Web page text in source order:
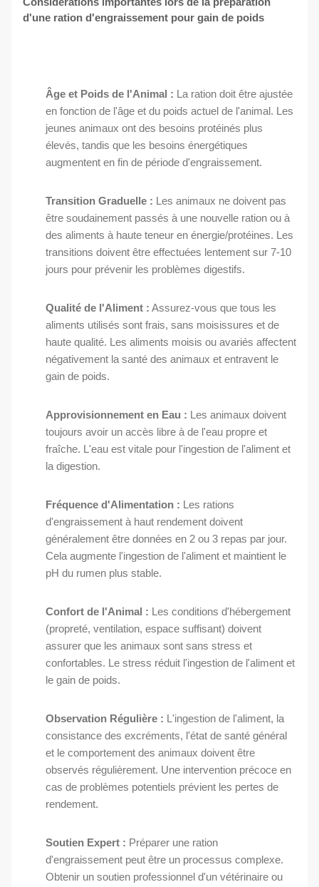
d'une ration d'engraissement pour gain de poids
Âge et Poids de l'Animal : La ration doit être ajustée
en fonction de l'âge et du poids actuel de l'animal. Les
jeunes animaux ont des besoins protéinés plus
élevés, tandis que les besoins énergétiques
augmentent en fin de période d'engraissement.
Transition Graduelle : Les animaux ne doivent pas
être soudainement passés à une nouvelle ration ou à
des aliments à haute teneur en énergie/protéines. Les
transitions doivent être effectuées lentement sur 7-10
jours pour prévenir les problèmes digestifs.
Qualité de l'Aliment : Assurez-vous que tous les
aliments utilisés sont frais, sans moisissures et de
haute qualité. Les aliments moisis ou avariés affectent
négativement la santé des animaux et entravent le
gain de poids.
Approvisionnement en Eau : Les animaux doivent
toujours avoir un accès libre à de l'eau propre et
fraîche. L'eau est vitale pour l'ingestion de l'aliment et
la digestion.
Fréquence d'Alimentation : Les rations
d'engraissement à haut rendement doivent
généralement être données en 2 ou 3 repas par jour.
Cela augmente l'ingestion de l'aliment et maintient le
pH du rumen plus stable.
Confort de l'Animal : Les conditions d'hébergement
(propreté, ventilation, espace suffisant) doivent
assurer que les animaux sont sans stress et
confortables. Le stress réduit l'ingestion de l'aliment et
le gain de poids.
Observation Régulière : L'ingestion de l'aliment, la
consistance des excréments, l'état de santé général
et le comportement des animaux doivent être
observés régulièrement. Une intervention précoce en
cas de problèmes potentiels prévient les pertes de
rendement.
Soutien Expert : Préparer une ration
d'engraissement peut être un processus complexe.
Obtenir un soutien professionnel d'un vétérinaire ou